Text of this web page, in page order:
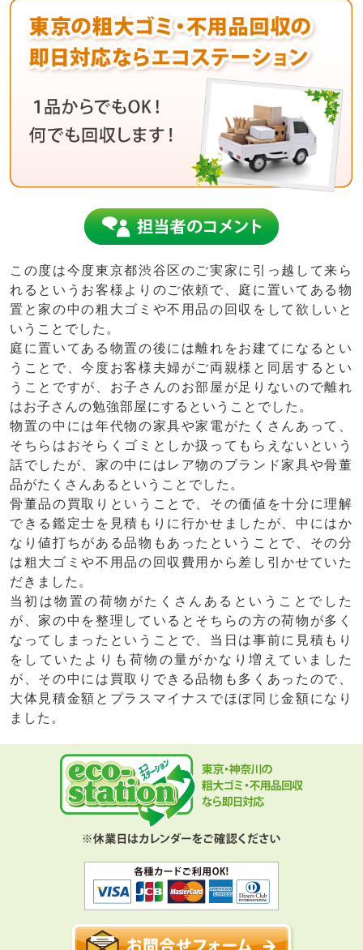
この度は今度東京都渋谷区のご実家に引っ越して来ら
れるというお客様よりのご依頼で、庭に置いてある物
置と家の中の粗大ゴミや不用品の 回収 をして欲しいと
いうことでした。
庭に置いてある物置の後には離れをお建てになるとい
うことで、今度お客様夫婦がご両親様と同居するとい
うことですが、お子さんのお部屋が足りないので離れ
はお子さんの勉強部屋にするということでした。
物置の中には年代物の家具や家電がたくさんあって、
そちらはおそらくゴミとしか扱ってもらえないという
話でしたが、家の中にはレア物のブランド家具や骨董
品がたくさんあるということでした。
骨董品の買取りということで、その価値を十分に理解
できる鑑定士を見積もりに行かせましたが、中にはか
なり値打ちがある品物もあったということで、その分
は粗大ゴミや不用品の回収費用から差し引かせていた
だきました。
当初は物置の荷物がたくさんあるということでした
が、家の中を整理しているとそちらの方の荷物が多く
なってしまったということで、当日は事前に見積もり
をしていたよりも荷物の量がかなり増えていました
が、その中には買取りできる品物も多くあったので、
大体見積金額とプラスマイナスでほぼ同じ金額になり
ました。